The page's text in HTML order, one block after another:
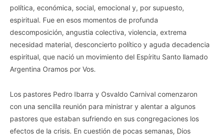
política, económica, social, emocional y, por supuesto,
espiritual. Fue en esos momentos de profunda
descomposición, angustia colectiva, violencia, extrema
necesidad material, desconcierto político y aguda decadencia
espiritual, que nació un movimiento del Espíritu Santo llamado
Argentina Oramos por Vos.
Los pastores Pedro Ibarra y Osvaldo Carnival comenzaron
con una sencilla reunión para ministrar y alentar a algunos
pastores que estaban sufriendo en sus congregaciones los
efectos de la crisis. En cuestión de pocas semanas, Dios